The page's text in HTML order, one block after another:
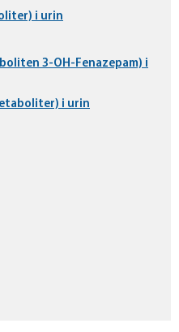
i urin
3-OH-Fenazepam) i
i urin